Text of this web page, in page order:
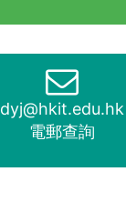
dyj@hkit.edu.hk
電郵查詢